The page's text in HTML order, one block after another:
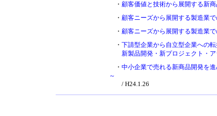
・ 顧客価値と技術から展開する新
・ 顧客ニーズから展開する製造業
・ 顧客ニーズから展開する製造業
・ 下請型企業から自立型企業への
新製品開発・新プロジェクト・ア
・ 中小企業で売れる新商品開発を
～
/ H24.1.26